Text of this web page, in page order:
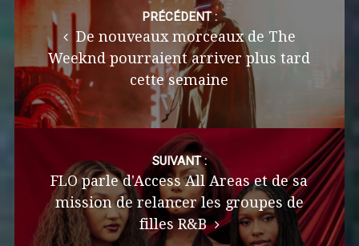
navigation
PRÉCÉDENT :
De nouveaux morceaux de The
Weeknd pourraient arriver plus tard
cette semaine
SUIVANT :
FLO parle d'Access All Areas et de sa
mission de relancer les groupes de
filles R&B